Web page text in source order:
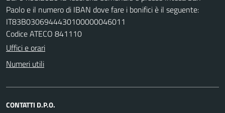
Paolo e il numero di IBAN dove fare i bonifici è il seguente:
IT83B0306944430100000046011
Codice ATECO 841110
Uffici e orari
Numeri utili
CONTATTI D.P.O.